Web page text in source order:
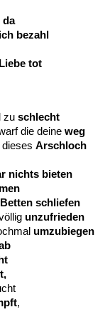
da
ich bezahl
Liebe tot
zu schlecht
die deine weg
Arschloch
nichts bieten
Betten schliefen
unzufrieden
umzubiegen
,